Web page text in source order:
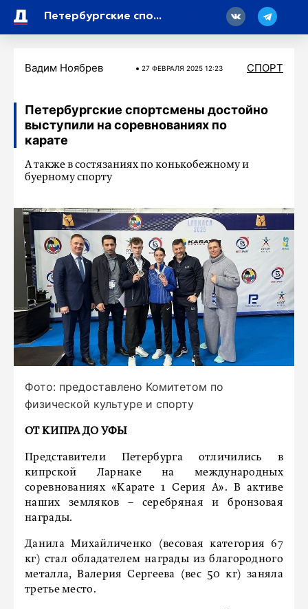
Петербургские спортсмены достойно выступили на соревнованиях по карате
Вадим Ноябрев 27 ФЕВРАЛЯ 2025 12:23 СПОРТ
Петербургские спортсмены достойно
выступили на соревнованиях по
карате
А также в состязаниях по конькобежному и
буерному спорту
Фото: предоставлено Комитетом по
физической культуре и спорту
ОТ КИПРА ДО УФЫ
Представители Петербурга отличились в
кипрской Ларнаке на международных
соревнованиях «Карате 1 Серия А». В активе
наших земляков – серебряная и бронзовая
награды.
Данила Михайличенко (весовая категория 67
кг) стал обладателем награды из благородного
металла, Валерия Сергеева (вес 50 кг) заняла
третье место.